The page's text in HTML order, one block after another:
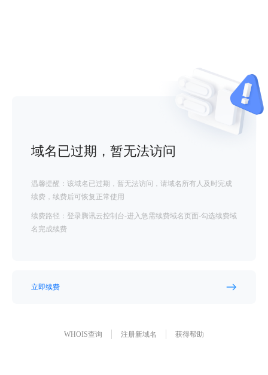
域名已过期，暂无法访问
温馨提醒：该域名已过期，暂无法访问，请域名所有人及时完成
续费，续费后可恢复正常使用
续费路径：登录腾讯云控制台-进入急需续费域名页面-勾选续费域
名完成续费
立即续费
WHOIS查询 注册新域名 获得帮助